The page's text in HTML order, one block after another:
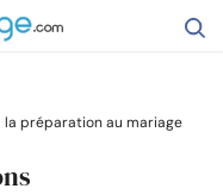
la préparation au mariage